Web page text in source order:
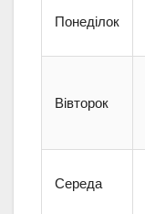
Понеділок
Вівторок
Середа